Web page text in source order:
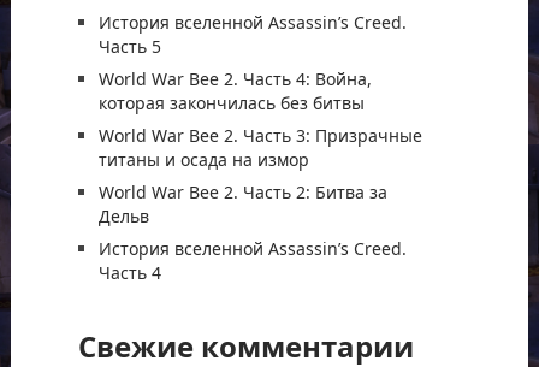
История вселенной Assassin’s Creed.
Часть 5
World War Bee 2. Часть 4: Война,
которая закончилась без битвы
World War Bee 2. Часть 3: Призрачные
титаны и осада на измор
World War Bee 2. Часть 2: Битва за
Дельв
История вселенной Assassin’s Creed.
Часть 4
Свежие комментарии